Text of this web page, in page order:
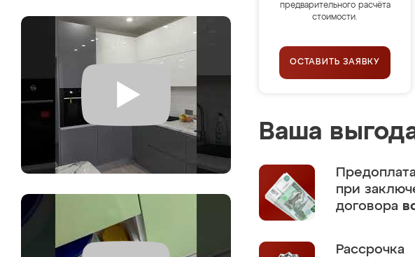
предварительного расчёта
стоимости.
ОСТАВИТЬ ЗАЯВКУ
Ваша
Предоплата
при
договора
Рассрочка